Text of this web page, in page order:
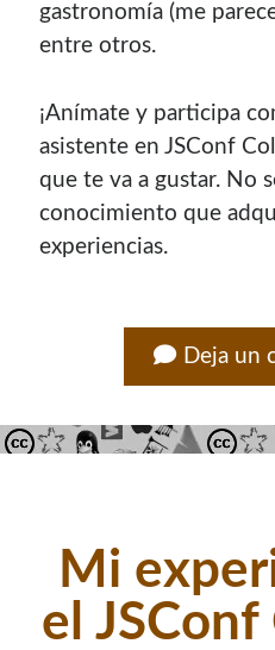
gastronomía (me
entre otros.
¡Anímate y participa
asistente en JSConf
que te va a gustar. No
conocimiento que
experiencias.
Deja un
Mi
el